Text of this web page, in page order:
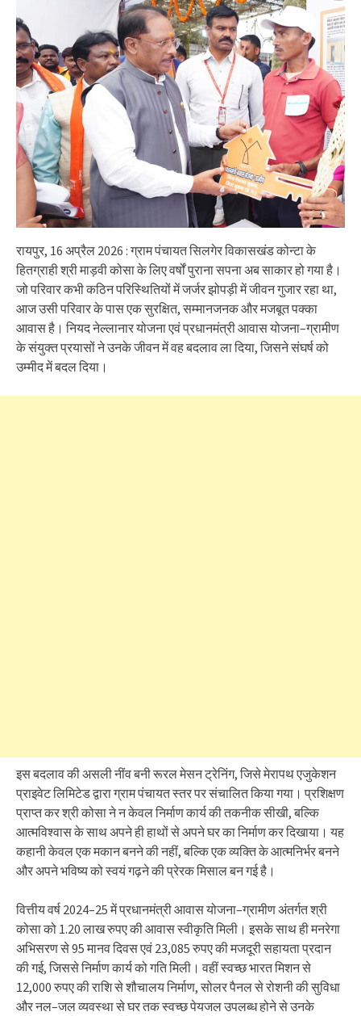
रायपुर, 16 अप्रैल 2026 : ग्राम पंचायत सिलगेर विकासखंड कोन्टा के
हितग्राही श्री माड़वी कोसा के लिए वर्षों पुराना सपना अब साकार हो गया है।
जो परिवार कभी कठिन परिस्थितियों में जर्जर झोपड़ी में जीवन गुजार रहा था,
आज उसी परिवार के पास एक सुरक्षित, सम्मानजनक और मजबूत पक्का
आवास है। नियद नेल्लानार योजना एवं प्रधानमंत्री आवास योजना–ग्रामीण
के संयुक्त प्रयासों ने उनके जीवन में वह बदलाव ला दिया, जिसने संघर्ष को
उम्मीद में बदल दिया।
इस बदलाव की असली नींव बनी रूरल मेसन ट्रेनिंग, जिसे मेरापथ एजुकेशन
प्राइवेट लिमिटेड द्वारा ग्राम पंचायत स्तर पर संचालित किया गया। प्रशिक्षण
प्राप्त कर श्री कोसा ने न केवल निर्माण कार्य की तकनीक सीखी, बल्कि
आत्मविश्वास के साथ अपने ही हाथों से अपने घर का निर्माण कर दिखाया। यह
कहानी केवल एक मकान बनने की नहीं, बल्कि एक व्यक्ति के आत्मनिर्भर बनने
और अपने भविष्य को स्वयं गढ़ने की प्रेरक मिसाल बन गई है।
वित्तीय वर्ष 2024–25 में प्रधानमंत्री आवास योजना–ग्रामीण अंतर्गत श्री
कोसा को 1.20 लाख रुपए की आवास स्वीकृति मिली। इसके साथ ही मनरेगा
अभिसरण से 95 मानव दिवस एवं 23,085 रुपए की मजदूरी सहायता प्रदान
की गई, जिससे निर्माण कार्य को गति मिली। वहीं स्वच्छ भारत मिशन से
12,000 रुपए की राशि से शौचालय निर्माण, सोलर पैनल से रोशनी की सुविधा
और नल–जल व्यवस्था से घर तक स्वच्छ पेयजल उपलब्ध होने से उनके